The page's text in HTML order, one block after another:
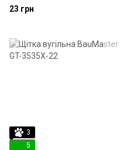
23 грн
3
5